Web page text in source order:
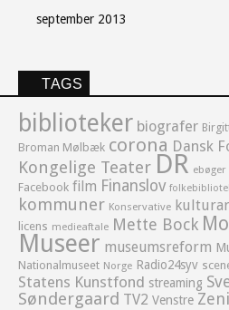
september 2013
TAGS
biblioteker biografer
Broman Mølbæk corona Dansk
Kongelige Teater DR ebøger
Facebook film Finanslov
kommuner Konservative
licens medieaftale Mette Bock
Museer museumsreform
Nationalmuseet Norge Radio24syv
Statens Kunstfond streaming
Søndergaard TV2 Venstre